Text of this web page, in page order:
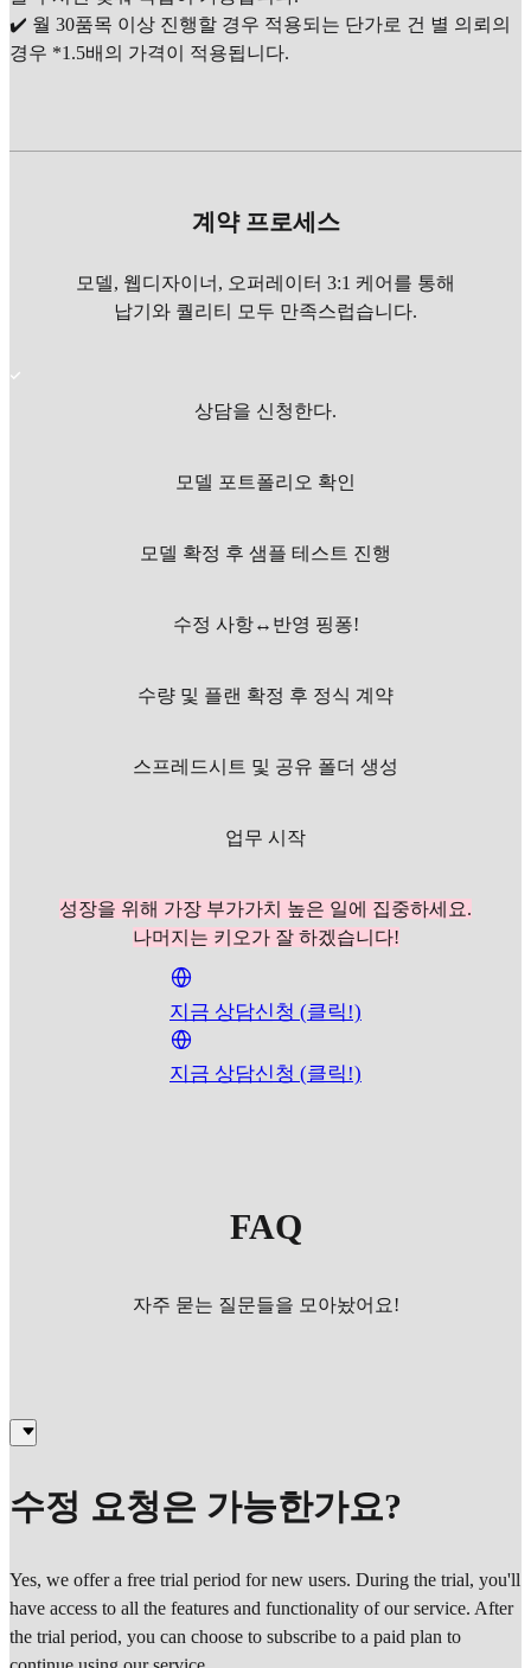
✔️ 월 30품목 이상 진행할 경우 적용되는 단가로 건 별 의뢰의
경우 *1.5배의 가격이 적용됩니다.
계약 프로세스
모델, 웹디자이너, 오퍼레이터 3:1 케어를 통해
납기와 퀄리티 모두 만족스럽습니다.
상담을 신청한다.
모델 포트폴리오 확인
모델 확정 후 샘플 테스트 진행
수정 사항↔반영 핑퐁!
수량 및 플랜 확정 후 정식 계약
스프레드시트 및 공유 폴더 생성
업무 시작
성장을 위해 가장 부가가치 높은 일에 집중하세요.
나머지는 키오가 잘 하겠습니다!
지금 상담신청 (클릭!)
지금 상담신청 (클릭!)
FAQ
자주 묻는 질문들을 모아놨어요!
수정 요청은 가능한가요?
Yes, we offer a free trial period for new users. During the trial, you'll
have access to all the features and functionality of our service. After
the trial period, you can choose to subscribe to a paid plan to